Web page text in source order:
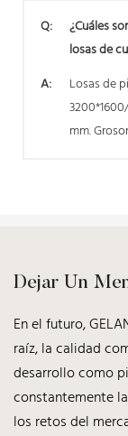
Q:
¿Cuáles
losas de
A:
Losas de
mm.
Dejar Un
En el futuro,
raíz, la calidad
desarrollo como
constantemente
los retos del